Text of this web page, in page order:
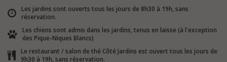
Les jardins sont ouverts tous les jours de 8h30 à 19h, sans
réservation.
Les chiens sont admis dans les jardins, tenus en laisse (à l'exception
des Pique-Niques Blancs)
Le restaurant / salon de thé Côté Jardins est ouvert tous les jours de
9h30 à 19h, sans réservation.